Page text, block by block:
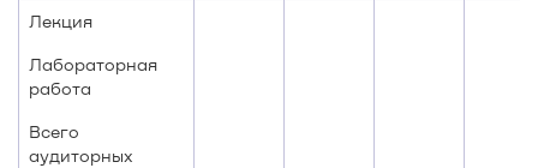
Лекция
Лабораторная
работа
Всего
аудиторных